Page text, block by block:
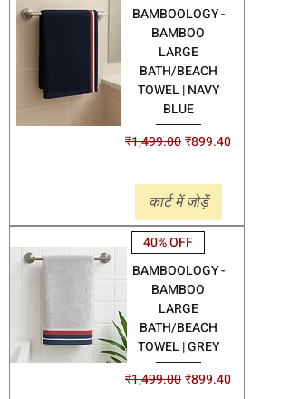
BAMBOOLOGY -
BAMBOO
LARGE
BATH/BEACH
TOWEL | NAVY
BLUE
नियमित मूल्य
₹1,499.00बिक्री मूल्य
₹899.40
कार्ट में जोड़ें
40% OFF
BAMBOOLOGY -
BAMBOO
LARGE
BATH/BEACH
TOWEL | GREY
नियमित मूल्य
₹1,499.00बिक्री मूल्य
₹899.40